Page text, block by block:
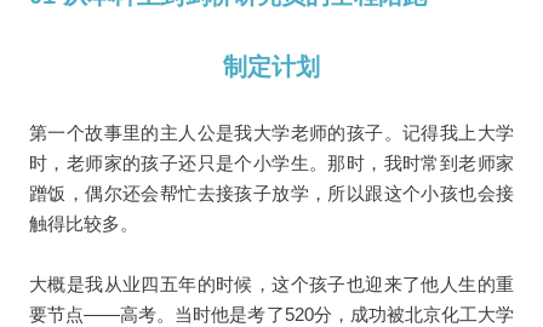
制定计划
第一个故事里的主人公是我大学老师的孩子。记得我上大学
时，老师家的孩子还只是个小学生。那时，我时常到老师家
蹭饭，偶尔还会帮忙去接孩子放学，所以跟这个小孩也会接
触得比较多。
大概是我从业四五年的时候，这个孩子也迎来了他人生的重
要节点——高考。当时他是考了520分，成功被北京化工大学